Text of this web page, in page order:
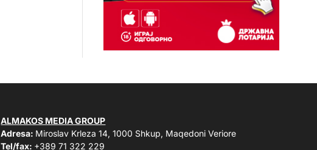
ALMAKOS MEDIA GROUP
Adresa: Miroslav Krleza 14, 1000 Shkup, Maqedoni Veriore
Tel/fax: +389 71 322 229